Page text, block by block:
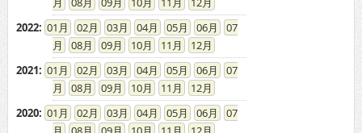
01 02 03 04 05 06
07
08
09 10 11
12
01 02 03 04 05 06
07
08
09 10 11
12
01 02 03 04 05 06
07
08
09 10 11
12